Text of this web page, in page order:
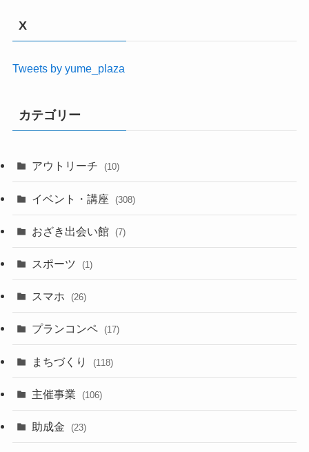
X
Tweets by yume_plaza
カテゴリー
アウトリーチ (10)
イベント・講座 (308)
おざき出会い館 (7)
スポーツ (1)
スマホ (26)
プランコンペ (17)
まちづくり (118)
主催事業 (106)
助成金 (23)